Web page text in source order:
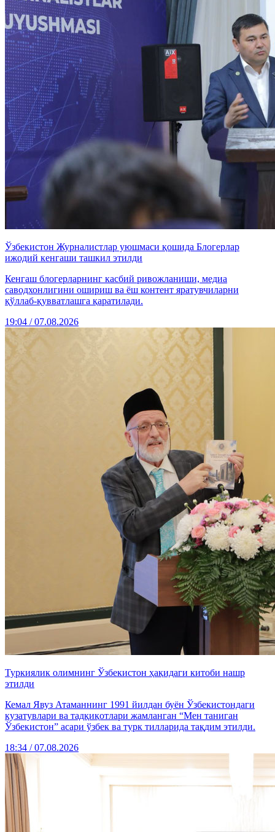
Ўзбекистон Журналистлар уюшмаси қошида Блогерлар
ижодий кенгаши ташкил этилди
Кенгаш блогерларнинг касбий ривожланиши, медиа
саводхонлигини ошириш ва ёш контент яратувчиларни
қўллаб-қувватлашга қаратилади.
19:04 / 07.08.2026
Туркиялик олимнинг Ўзбекистон ҳақидаги китоби нашр
этилди
Кемал Явуз Атаманнинг 1991 йилдан буён Ўзбекистондаги
кузатувлари ва тадқиқотлари жамланган “Мен таниган
Ўзбекистон” асари ўзбек ва турк тилларида тақдим этилди.
18:34 / 07.08.2026